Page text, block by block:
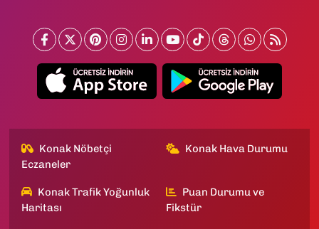
Konak Nöbetçi
Eczaneler
Konak Hava Durumu
Konak Trafik Yoğunluk
Haritası
Puan Durumu ve
Fikstür